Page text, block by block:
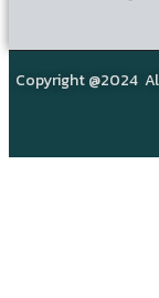
Copyright @2024